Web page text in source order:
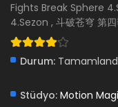
Blm 2 -
Ağustos
Blm 1 -
Fights Break Sphere
4.Sezon , 斗破苍穹 第
Durum:
Stüdyo: Motion